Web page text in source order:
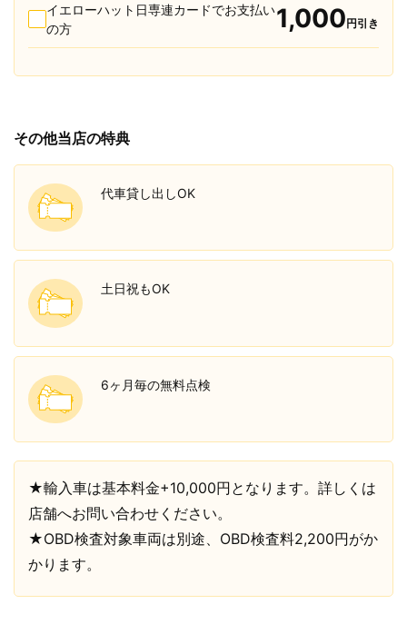
イエローハット日専連カードでお支払い
の方
1,000円引き
その他当店の特典
代車貸し出しOK
土日祝もOK
6ヶ月毎の無料点検
★輸入車は基本料金+10,000円となります。詳しくは
店舗へお問い合わせください。
★OBD検査対象車両は別途、OBD検査料2,200円がか
かります。